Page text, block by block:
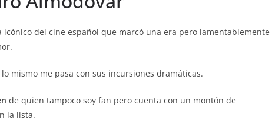
del cine español que marcó una era pero lamentablemente
mismo me pasa con sus incursiones dramáticas.
de quien tampoco soy fan pero cuenta con un montón de
la lista.